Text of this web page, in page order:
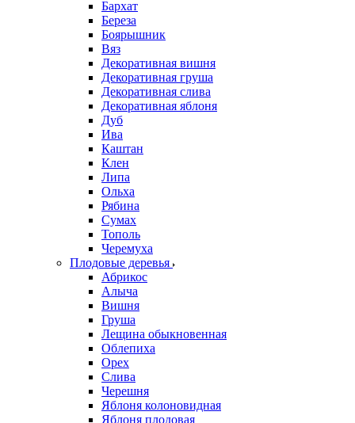
Бархат
Береза
Боярышник
Вяз
Декоративная вишня
Декоративная груша
Декоративная слива
Декоративная яблоня
Дуб
Ива
Каштан
Клен
Липа
Ольха
Рябина
Сумах
Тополь
Черемуха
Плодовые деревья
Абрикос
Алыча
Вишня
Груша
Лещина обыкновенная
Облепиха
Орех
Слива
Черешня
Яблоня колоновидная
Яблоня плодовая